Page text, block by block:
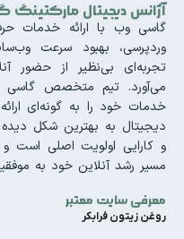
آژانس دیجیتال
گاسی وب با ارائه خدمات
وردپرسی، بهبود سرعت
تجربه‌ای بی‌نظیر از حضور
می‌آورد. تیم متخصص گاسی
خدمات خود را به گونه‌ای
دیجیتال به بهترین شکل
و کارایی اولویت اصلی است
مسیر رشد آنلاین خود به
معرفی سایت معتبر
روغن زیتون فرابکر